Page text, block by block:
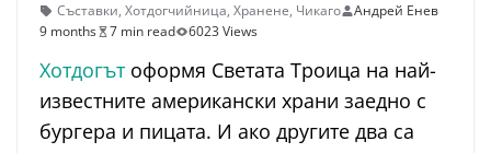
Съставки, Хотдогчийница, Хранене, Чикаго
Андрей Енев
9 months
7 min read 6023 Views
Хотдогътоформя Светата Троица на най-
известните американски храни заедно с
бургера и пицата. И ако другите два са